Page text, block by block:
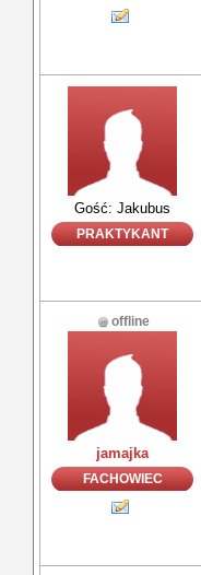
Gość: Jakubus
PRAKTYKANT
offline
jamajka
FACHOWIEC